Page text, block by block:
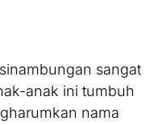
sangat
anak ini tumbuh
nama